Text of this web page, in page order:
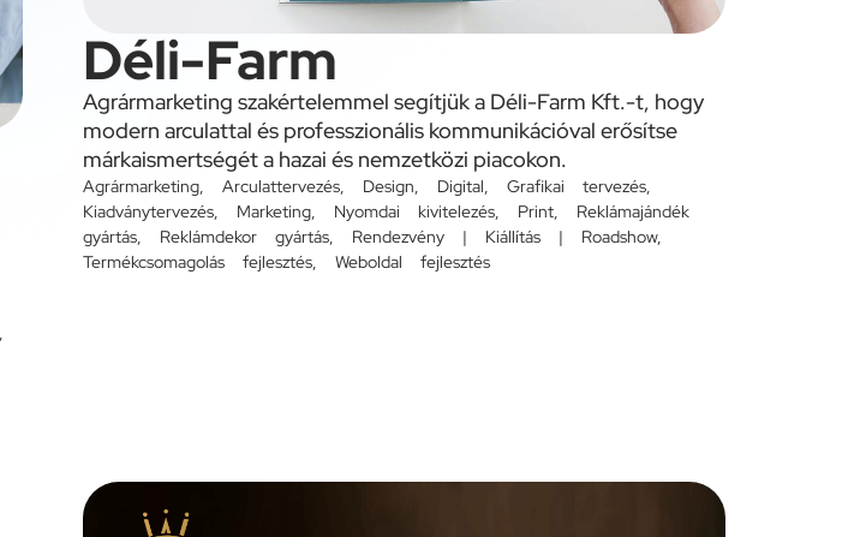
Déli-Farm
Agrármarketing szakértelemmel segítjük a Déli-Farm Kft.-t, hogy
modern arculattal és professzionális kommunikációval erősítse
márkaismertségét a hazai és nemzetközi piacokon.
Agrármarketing Arculattervezés Design Digital Grafikai tervezés
Kiadványtervezés
Marketing Nyomdai kivitelezés Print
Reklámajándék
gyártás
Reklámdekor gyártás Rendezvény | Kiállítás | Roadshow,
Termékcsomagolás fejlesztés
Weboldal fejlesztés